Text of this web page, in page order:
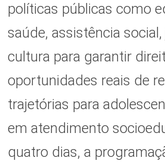
políticas públicas como
saúde, assistência
cultura para garantir
oportunidades reais de
trajetórias para
em atendimento
quatro dias, a